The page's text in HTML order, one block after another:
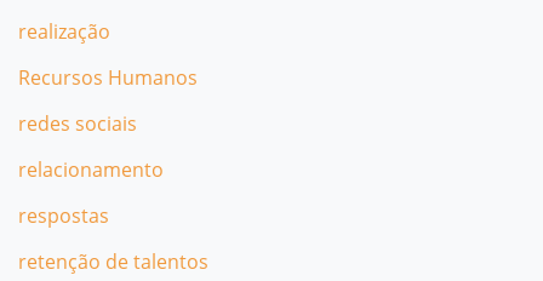
realização
Recursos Humanos
redes sociais
relacionamento
respostas
retenção de talentos